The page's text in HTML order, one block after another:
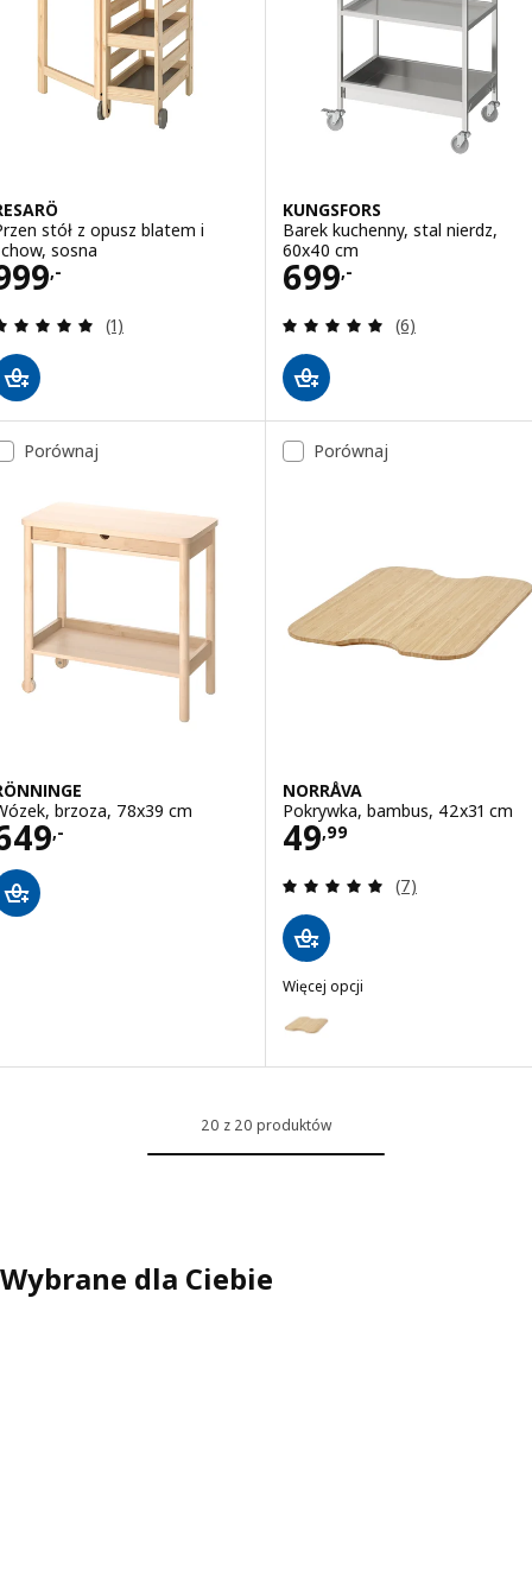
stół z opusz blatem i
sosna
,- 999,-
Recenzja: 5 z 5 gwiazdki. Łączna liczba recenzji:
(1)
KUNGSFORS
Barek kuchenny, stal nierdz,
60x40 cm
699,-
Cena 699,-
Recenzja: 5 z
(6)
Porównaj
brzoza, 78x39 cm
,- 649,-
Porównaj
NORRÅVA
Pokrywka, bambus, 42x31 cm
49,99
Cena 49,99
Recenzja: 5 z
(7)
Więcej opcji
Wariant: NORRÅVA, Pokrywka,
20 z 20 produktów
Wybrane dla Ciebie